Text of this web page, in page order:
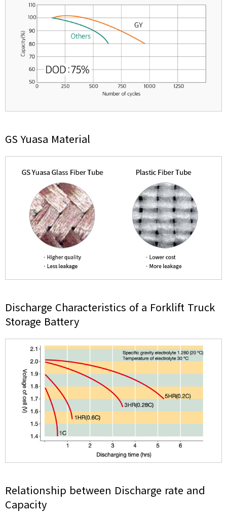
GS Yuasa Material
Discharge Characteristics of a Forklift Truck
Storage Battery
Relationship between Discharge rate and
Capacity